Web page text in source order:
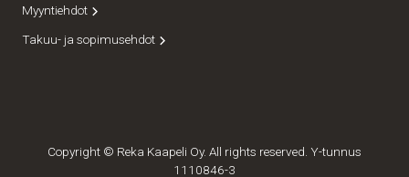
Myyntiehdot
Takuu- ja sopimusehdot
Copyright © Reka Kaapeli Oy. All rights reserved. Y-tunnus
1110846-3